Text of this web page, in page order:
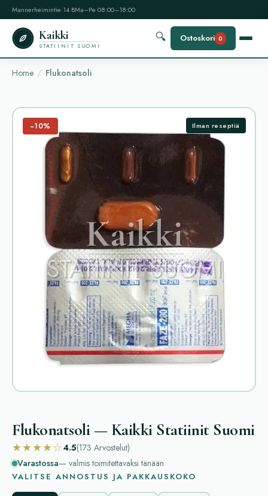
Mannerheimintie 14 BMa–Pe 08:00–18:00
Kaikki
STATIINIT SUOMI
🔍 Ostoskori 0
Home Flukonatsoli
−10% Ilman reseptiä
Flukonatsoli — Kaikki Statiinit Suomi
★★★★☆4.5(173 Arvostelut)
Varastossa— valmis toimitettavaksi tänään
VALITSE ANNOSTUS JA PAKKAUSKOKO